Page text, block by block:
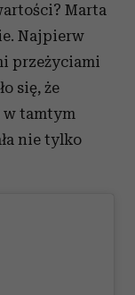
Marta
Najpierw
przeżyciami
się, że
w tamtym
nie tylko